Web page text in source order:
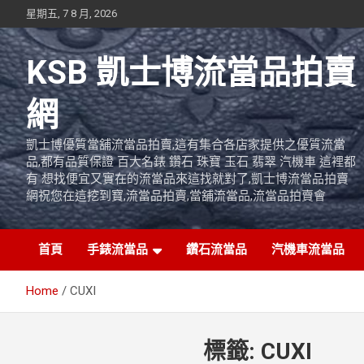
to
content
星期五, 7 8 月, 2026
KSB 凱士博流當品拍賣
網
凱士博優質當舖流當品拍賣,這有集合各店家提供之優質流當
品,都有品質保證 百大名錶 鑽石 珠寶 玉石 翡翠 汽機車 這裡都
有 想找便宜又實在的流當品來這找就對了,凱士博流當品拍賣
網祝您在這挖到寶,流當品拍賣,當舖流當品,流當品拍賣會
首頁 手錶流當品 鑽石流當品 汽機車流當品
Home CUXI
標籤: CUXI